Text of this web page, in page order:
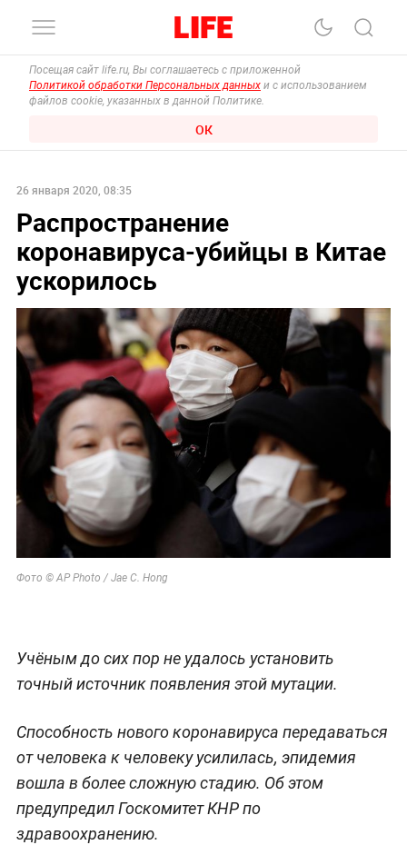
Посещая сайт life.ru, Вы соглашаетесь с приложенной
Политикой обработки Персональных данных и с использованием
файлов cookie, указанных в данной Политике.
ОК
26 января 2020, 08:35
Распространение
коронавируса-убийцы в Китае
ускорилось
Фото © AP Photo / Jae C. Hong
Учёным до сих пор не удалось установить
точный источник появления этой мутации.
Способность нового коронавируса передаваться
от человека к человеку усилилась, эпидемия
вошла в более сложную стадию. Об этом
предупредил Госкомитет КНР по
здравоохранению.